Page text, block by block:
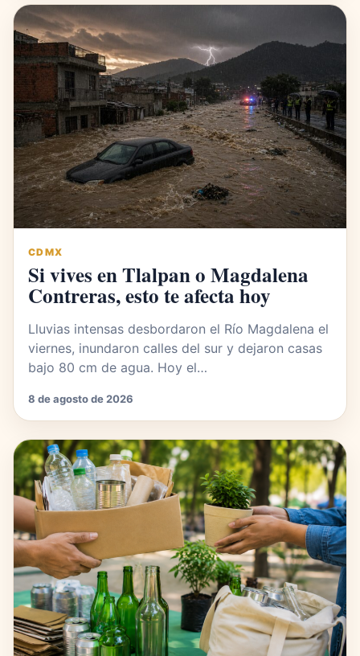
CDMX
Si vives en Tlalpan o Magdalena
Contreras, esto te afecta hoy
Lluvias intensas desbordaron el Río Magdalena el
viernes, inundaron calles del sur y dejaron casas
bajo 80 cm de agua. Hoy el…
8 de agosto de 2026